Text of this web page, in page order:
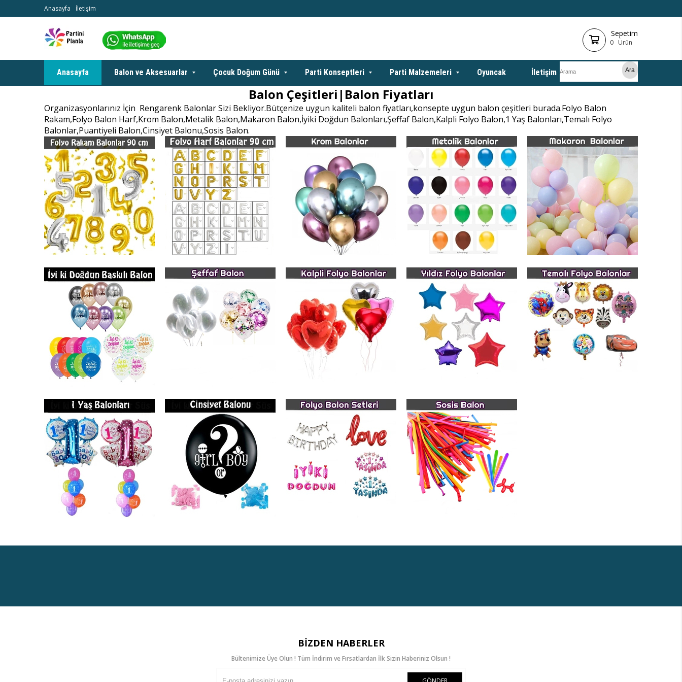
Anasayfa İletişim
Sepetim
0 Ürün
Anasayfa Balon ve Aksesuarlar Çocuk Doğum Günü Parti Konseptleri Parti Malzemeleri Oyuncak İletişim
Balon Çeşitleri|Balon Fiyatları
Organizasyonlarınız İçin Rengarenk Balonlar Sizi Bekliyor.Bütçenize uygun kaliteli balon fiyatları,konsepte uygun balon çeşitleri burada.Folyo Balon
Rakam,Folyo Balon Harf,Krom Balon,Metalik Balon,Makaron Balon,İyiki Doğdun Balonları,Şeffaf Balon,Kalpli Folyo Balon,1 Yaş Balonları,Temalı Folyo
Balonlar,Puantiyeli Balon,Cinsiyet Balonu,Sosis Balon.
BIZDEN HABERLER
Bültenimize Üye Olun ! Tüm İndirim ve Fırsatlardan İlk Sizin Haberiniz Olsun !